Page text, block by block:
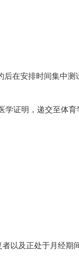
在安排时间集中测
学证明，递交至体
以及正处于月经期